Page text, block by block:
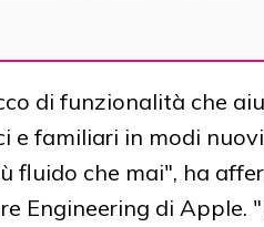
di funzionalità che
e familiari in modi
fluido che mai", ha
Engineering di Apple.